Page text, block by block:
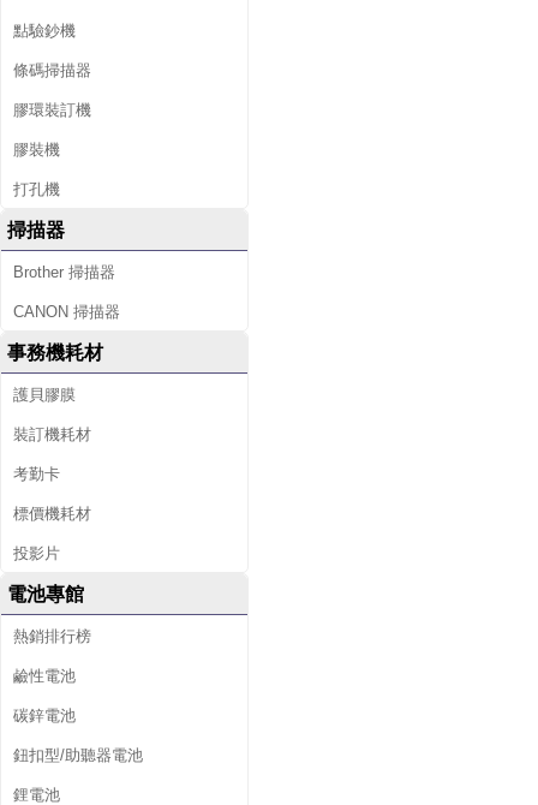
點驗鈔機
條碼掃描器
膠環裝訂機
膠裝機
打孔機
掃描器
Brother 掃描器
CANON 掃描器
事務機耗材
護貝膠膜
裝訂機耗材
考勤卡
標價機耗材
投影片
電池專館
熱銷排行榜
鹼性電池
碳鋅電池
鈕扣型/助聽器電池
鋰電池